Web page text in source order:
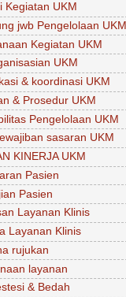
Kegiatan UKM
jwb Pengelolaan UKM
Kegiatan UKM
UKM
& koordinasi UKM
& Prosedur UKM
Pengelolaan UKM
sasaran UKM
KINERJA UKM
Pasien
Pasien
Layanan Klinis
Layanan Klinis
rujukan
layanan
& Bedah